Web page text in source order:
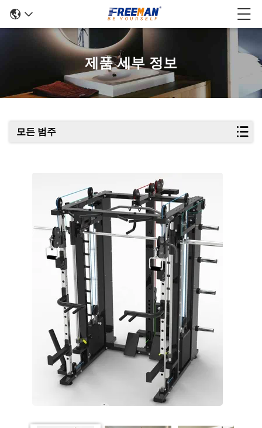
제품 세부 정보
모든 범주